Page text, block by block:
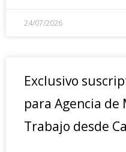
24/07/2026
Exclusivo
para Agencia
Trabajo desde